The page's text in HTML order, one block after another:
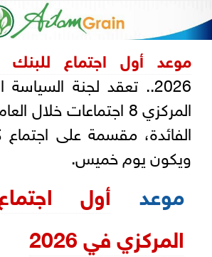
موعد أول اجتماع للبنك
2026.. تعقد لجنة السياسة
المركزي 8 اجتماعات خلال
ويكون يوم خميس.
موعد أول
المركزي في 2026